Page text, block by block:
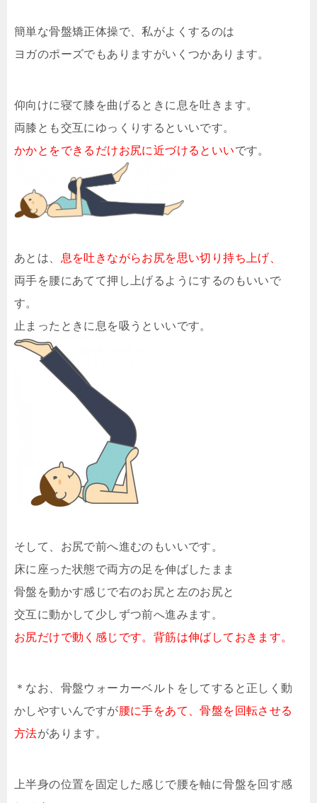
簡単な骨盤矯正体操で、私がよくするのは
ヨガのポーズでもありますがいくつかあります。
仰向けに寝て膝を曲げるときに息を吐きます。
両膝とも交互にゆっくりするといいです。
かかとをできるだけお尻に近づけるといいです。
あとは、 息を吐きながらお尻を思い切り持ち上げ、
両手を腰にあてて押し上げるようにするのもいいで
す。
止まったときに息を吸うといいです。
そして、お尻で前へ進むのもいいです。
床に座った状態で両方の足を伸ばしたまま
骨盤を動かす感じで右のお尻と左のお尻と
交互に動かして少しずつ前へ進みます。
お尻だけで動く感じです。背筋は伸ばしておきます。
＊なお、骨盤ウォーカーベルトをしてすると正しく動
かしやすいんですが腰に手をあて、骨盤を回転させる
方法があります。
上半身の位置を固定した感じで腰を軸に骨盤を回す感